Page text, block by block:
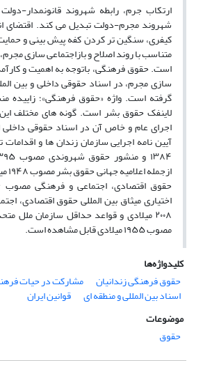
ارتکاب جرم، رابطه شهروند قانونمدار-دولت
شهروند مجرم-دولت تبدیل می کند. اقتضای
کیفری، سنگین تر کردن کفه پیش بینی و
متناسب با روند اصلاح و بازاجتماعی سازی
است. حقوق فرهنگی، باتوجه به اهمیت و
سازی مجرم، در اسناد حقوقی داخلی و بین
گرفته است. واژه «حقوق فرهنگی»؛ زاییده
لاینفک حقوق بشر است. گونه های مختلف
اجرای عام و خاص آن در اسناد حقوقی داخلی
آیین نامه اجرایی سازمان زندان ها و
اختیاری میثاق بین المللی حقوق اقتصادی،
۲۰۰۸ میلادی و قواعد حداقل سازمان ملل
مصوب ۱۹۵۵ میلادی قابل مشاهده است.
کلیدواژه‌ها
حقوق فرهنگی زندانیان
مشارکت در حیات
اسناد بین المللی و منطقه ای
قوانین ایران
موضوعات
حقوق